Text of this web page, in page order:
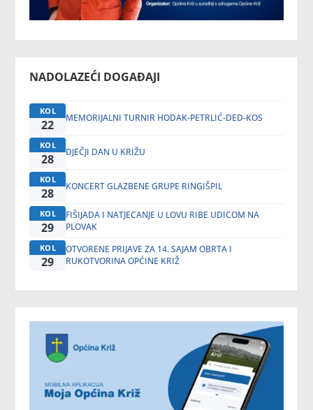
NADOLAZEĆI DOGAĐAJI
KOL
22 MEMORIJALNI TURNIR HODAK-PETRLIĆ-DED-KOS
KOL
28 DJEČJI DAN U KRIŽU
KOL
28 KONCERT GLAZBENE GRUPE RINGIŠPIL
KOL
29
FIŠIJADA I NATJECANJE U LOVU RIBE UDICOM NA
PLOVAK
KOL
29
OTVORENE PRIJAVE ZA 14. SAJAM OBRTA I
RUKOTVORINA OPĆINE KRIŽ